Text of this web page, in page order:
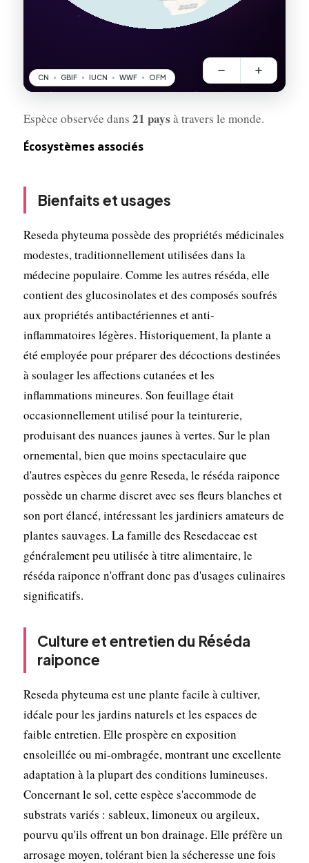
Espèce observée dans 21 pays à travers le monde.
Écosystèmes associés
Bienfaits et usages
Reseda phyteuma possède des propriétés médicinales
modestes, traditionnellement utilisées dans la
médecine populaire. Comme les autres réséda, elle
contient des glucosinolates et des composés soufrés
aux propriétés antibactériennes et anti-
inflammatoires légères. Historiquement, la plante a
été employée pour préparer des décoctions destinées
à soulager les affections cutanées et les
inflammations mineures. Son feuillage était
occasionnellement utilisé pour la teinturerie,
produisant des nuances jaunes à vertes. Sur le plan
ornemental, bien que moins spectaculaire que
d'autres espèces du genre Reseda, le réséda raiponce
possède un charme discret avec ses fleurs blanches et
son port élancé, intéressant les jardiniers amateurs de
plantes sauvages. La famille des Resedaceae est
généralement peu utilisée à titre alimentaire, le
réséda raiponce n'offrant donc pas d'usages culinaires
significatifs.
Culture et entretien du Réséda
raiponce
Reseda phyteuma est une plante facile à cultiver,
idéale pour les jardins naturels et les espaces de
faible entretien. Elle prospère en exposition
ensoleillée ou mi-ombragée, montrant une excellente
adaptation à la plupart des conditions lumineuses.
Concernant le sol, cette espèce s'accommode de
substrats variés : sableux, limoneux ou argileux,
pourvu qu'ils offrent un bon drainage. Elle préfère un
arrosage moyen, tolérant bien la sécheresse une fois